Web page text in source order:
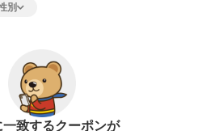
別
一致するクーポンが